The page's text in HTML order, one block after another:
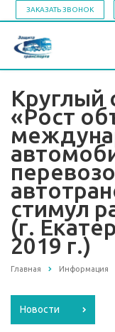
ЗАКАЗАТЬ ЗВОНОК
«Рост
стимул
(г.
2019 г.)
Главная Информация
Новости